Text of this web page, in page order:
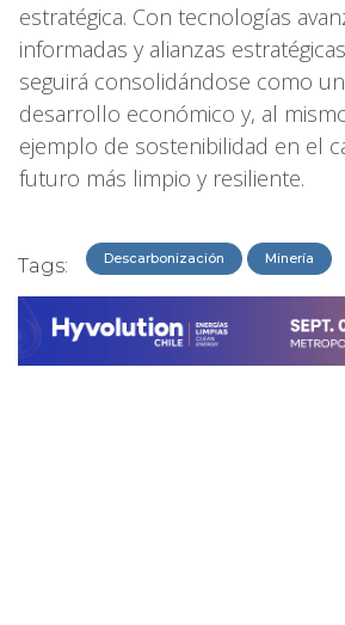
estratégica. Con tecnologías
informadas y alianzas
seguirá consolidándose como
desarrollo económico y, al
ejemplo de sostenibilidad en el
futuro más limpio y resiliente.
Tags: Descarbonización Minería